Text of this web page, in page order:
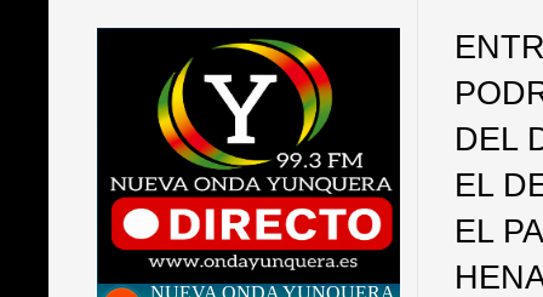
DEL
EL
EL